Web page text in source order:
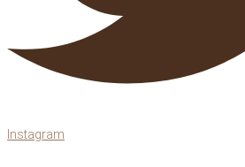
Instagram